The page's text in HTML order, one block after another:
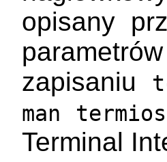
opisany
zapisaniu
man termios
Terminal